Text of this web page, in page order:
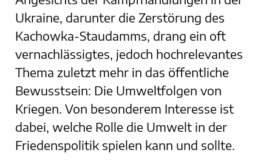
Ukraine, darunter die Zerstörung des
Kachowka-Staudamms, drang ein oft
vernachlässigtes, jedoch hochrelevantes
Thema zuletzt mehr in das öffentliche
Bewusstsein: Die Umweltfolgen von
Kriegen. Von besonderem Interesse ist
dabei, welche Rolle die Umwelt in der
Friedenspolitik spielen kann und sollte.